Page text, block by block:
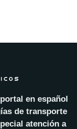
en español
de transporte
atención a